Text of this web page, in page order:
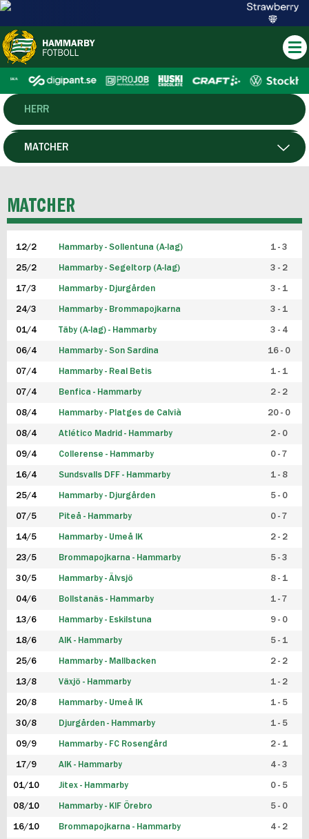
HERR
DAM
P19
F19
FUTSAL HERR
FUTSAL DAM
MATCHER
MATCHER
12/2 Hammarby - Sollentuna (A-lag) 1 - 3
25/2 Hammarby - Segeltorp (A-lag) 3 - 2
17/3 Hammarby - Djurgården 3 - 1
24/3 Hammarby - Brommapojkarna 3 - 1
01/4 Täby (A-lag) - Hammarby 3 - 4
06/4 Hammarby - Son Sardina 16 - 0
07/4 Hammarby - Real Betis 1 - 1
07/4 Benfica - Hammarby 2 - 2
08/4 Hammarby - Platges de Calvià 20 - 0
08/4 Atlético Madrid - Hammarby 2 - 0
09/4 Collerense - Hammarby 0 - 7
16/4 Sundsvalls DFF - Hammarby 1 - 8
25/4 Hammarby - Djurgården 5 - 0
07/5 Piteå - Hammarby 0 - 7
14/5 Hammarby - Umeå IK 2 - 2
23/5 Brommapojkarna - Hammarby 5 - 3
30/5 Hammarby - Älvsjö 8 - 1
04/6 Bollstanäs - Hammarby 1 - 7
13/6 Hammarby - Eskilstuna 9 - 0
18/6 AIK - Hammarby 5 - 1
25/6 Hammarby - Mallbacken 2 - 2
13/8 Växjö - Hammarby 1 - 2
20/8 Hammarby - Umeå IK 1 - 5
30/8 Djurgården - Hammarby 1 - 5
09/9 Hammarby - FC Rosengård 2 - 1
17/9 AIK - Hammarby 4 - 3
01/10 Jitex - Hammarby 0 - 5
08/10 Hammarby - KIF Örebro 5 - 0
16/10 Brommapojkarna - Hammarby 4 - 2